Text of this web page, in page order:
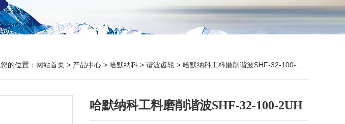
您的位置： 网站首页 > 产品中心 > 哈默纳科 > 谐波齿轮 > 哈默纳科工料磨削谐波SHF-32-100-2UH
哈默纳科工料磨削谐波SHF-32-100-2UH